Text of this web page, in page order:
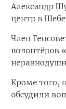
Александр
центр в
Член
волонтёров
Кроме того,
обсудили